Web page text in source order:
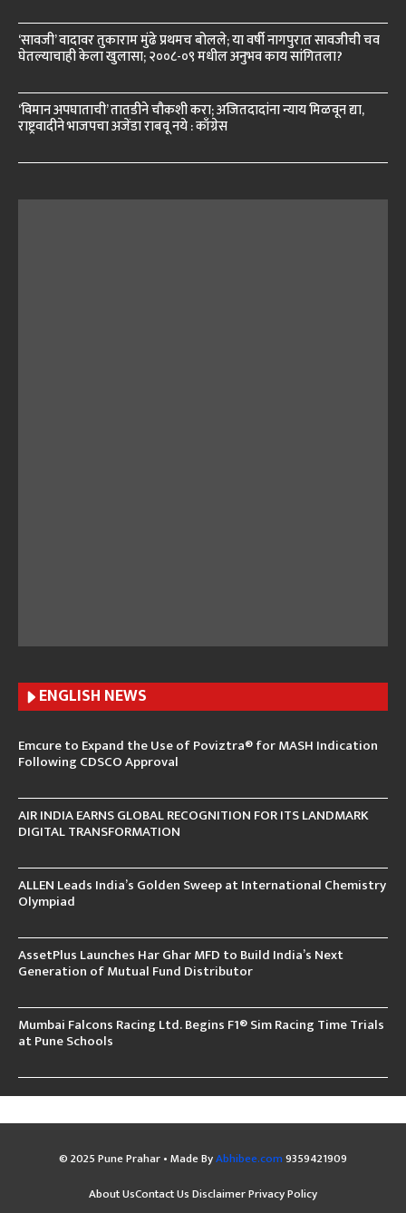
‘सावजी’ वादावर तुकाराम मुंढे प्रथमच बोलले; या वर्षी नागपुरात सावजीची चव
घेतल्याचाही केला खुलासा; २००८-०९ मधील अनुभव काय सांगितला?
‘विमान अपघाताची’ तातडीने चौकशी करा; अजितदादांना न्याय मिळवून द्या,
राष्ट्रवादीने भाजपचा अजेंडा राबवू नये : काँग्रेस
ENGLISH NEWS
Emcure to Expand the Use of Poviztra® for MASH Indication
Following CDSCO Approval
AIR INDIA EARNS GLOBAL RECOGNITION FOR ITS LANDMARK
DIGITAL TRANSFORMATION
ALLEN Leads India’s Golden Sweep at International Chemistry
Olympiad
AssetPlus Launches Har Ghar MFD to Build India’s Next
Generation of Mutual Fund Distributor
Mumbai Falcons Racing Ltd. Begins F1® Sim Racing Time Trials
at Pune Schools
© 2025 Pune Prahar • Made ByAbhibee.com9359421909
About UsContact UsDisclaimerPrivacy Policy